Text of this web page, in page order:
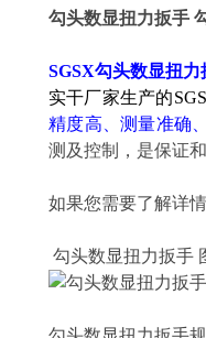
勾头数显扭力扳手
SGSX勾头数显扭力
实干厂家生产的
精度高、测量准确
测及控制，是保证
如果您需要了解详
勾头数显扭力扳手